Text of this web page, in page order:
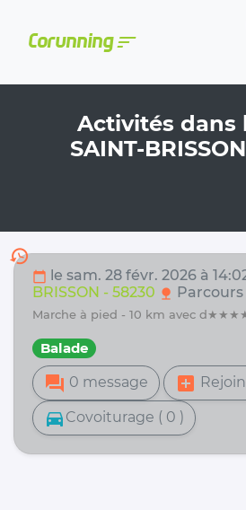
Corunningsort
Activités dans
SAINT-
history
calendar_today le sam. 28 févr. 2026 à
BRISSON - 58230 nature
marche à pied - 10 km avec
Balade
forum 0 message add_box
directions_car Covoiturage ( 0 )